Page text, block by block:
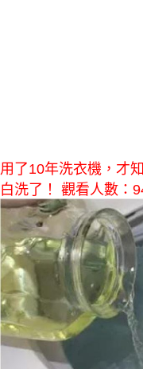
用了10年洗衣機，才
白洗了！ 觀看人數：